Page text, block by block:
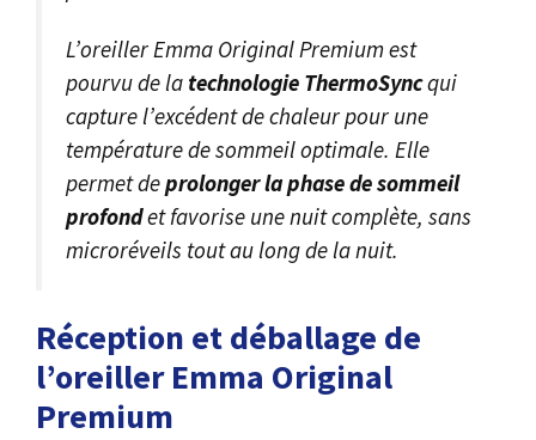
L’oreiller Emma Original Premium est
pourvu de la technologie ThermoSyncqui
capture l’excédent de chaleur pour une
température de sommeil optimale. Elle
permet deprolonger la phase de sommeil
profondet favorise une nuit complète, sans
microréveils tout au long de la nuit.
Réception et déballage de
l’oreiller Emma Original
Premium